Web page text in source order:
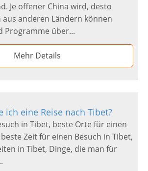
Je offener China wird, desto
anderen Ländern können
Programme über...
Mehr Details
ich eine Reise nach Tibet?
in Tibet, beste Orte für einen
Zeit für einen Besuch in Tibet,
in Tibet, Dinge, die man für